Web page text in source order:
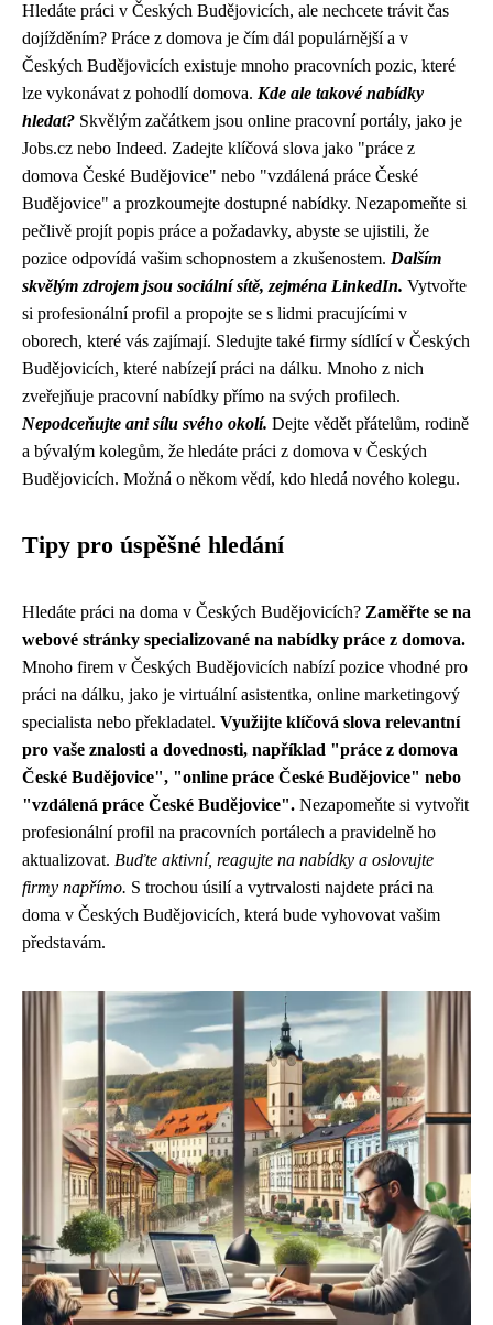
Hledáte práci v Českých Budějovicích, ale nechcete trávit čas
dojížděním? Práce z domova je čím dál populárnější a v
Českých Budějovicích existuje mnoho pracovních pozic, které
lze vykonávat z pohodlí domova. Kde ale takové nabídky
hledat? Skvělým začátkem jsou online pracovní portály, jako je
Jobs.cz nebo Indeed. Zadejte klíčová slova jako "práce z
domova České Budějovice" nebo "vzdálená práce České
Budějovice" a prozkoumejte dostupné nabídky. Nezapomeňte si
pečlivě projít popis práce a požadavky, abyste se ujistili, že
pozice odpovídá vašim schopnostem a zkušenostem. Dalším
skvělým zdrojem jsou sociální sítě, zejména LinkedIn. Vytvořte
si profesionální profil a propojte se s lidmi pracujícími v
oborech, které vás zajímají. Sledujte také firmy sídlící v Českých
Budějovicích, které nabízejí práci na dálku. Mnoho z nich
zveřejňuje pracovní nabídky přímo na svých profilech.
Nepodceňujte ani sílu svého okolí. Dejte vědět přátelům, rodině
a bývalým kolegům, že hledáte práci z domova v Českých
Budějovicích. Možná o někom vědí, kdo hledá nového kolegu.
Tipy pro úspěšné hledání
Hledáte práci na doma v Českých Budějovicích? Zaměřte se na
webové stránky specializované na nabídky práce z domova.
Mnoho firem v Českých Budějovicích nabízí pozice vhodné pro
práci na dálku, jako je virtuální asistentka, online marketingový
specialista nebo překladatel. Využijte klíčová slova relevantní
pro vaše znalosti a dovednosti, například "práce z domova
České Budějovice", "online práce České Budějovice" nebo
"vzdálená práce České Budějovice". Nezapomeňte si vytvořit
profesionální profil na pracovních portálech a pravidelně ho
aktualizovat. Buďte aktivní, reagujte na nabídky a oslovujte
firmy napřímo. S trochou úsilí a vytrvalosti najdete práci na
doma v Českých Budějovicích, která bude vyhovovat vašim
představám.